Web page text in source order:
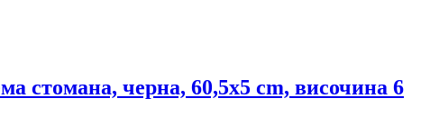
стомана, черна, 60,5x5 cm, височина 6